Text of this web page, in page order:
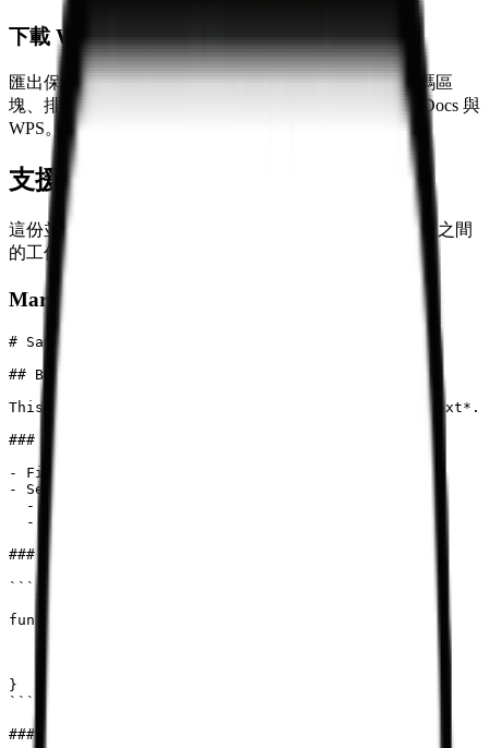
下載 Word 文件
匯出保留所有結構與樣式的 DOCX 檔案。表格、程式碼區
塊、排版都會完整保存。相容 Microsoft Word、Google Docs 與
WPS。
支援的 Markdown 語法範例
這份並排視覺化指南，能協助您簡化 Markdown 與 Word 之間
的工作流程。
Markdown 原始碼
# Sample Markdown Document
## Basic Formatting
This is an example of **bold text** and *italic text*.
### List Example
- First item
- Second item
  - Nested item
  - Another nested item
### Code Example
```javascript
function hello() {
}
```
### Blockquote Example